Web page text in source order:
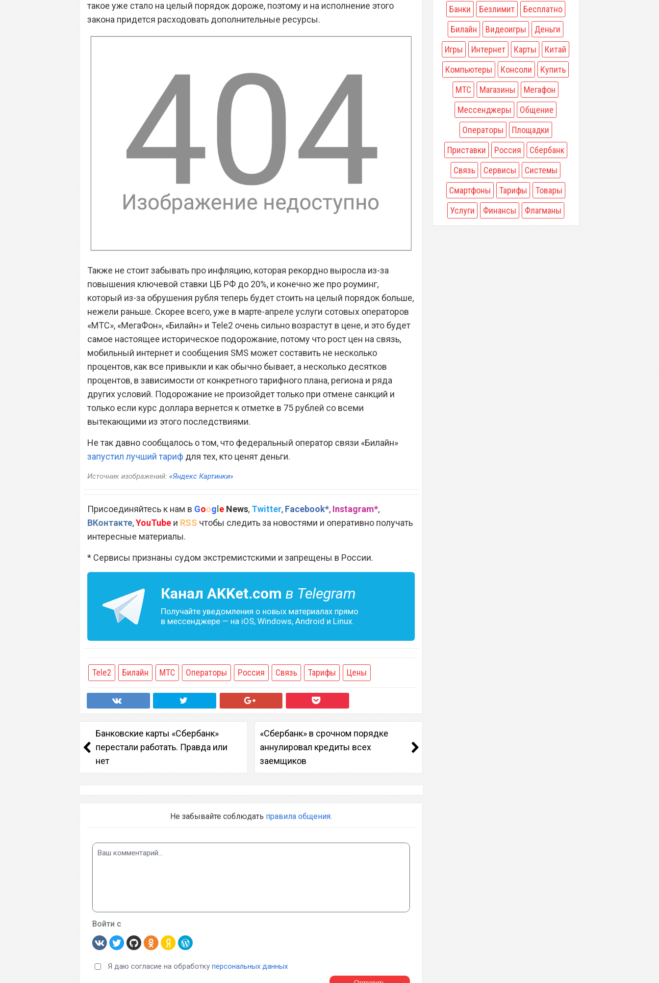
такое уже стало на целый порядок дороже, поэтому и на исполнение этого
закона придется расходовать дополнительные ресурсы.
Также не стоит забывать про инфляцию, которая рекордно выросла из-за
повышения ключевой ставки ЦБ РФ до 20%, и конечно же про роуминг,
который из-за обрушения рубля теперь будет стоить на целый порядок больше,
нежели раньше. Скорее всего, уже в марте-апреле услуги сотовых операторов
«МТС», «МегаФон», «Билайн» и Tele2 очень сильно возрастут в цене, и это будет
самое настоящее историческое подорожание, потому что рост цен на связь,
мобильный интернет и сообщения SMS может составить не несколько
процентов, как все привыкли и как обычно бывает, а несколько десятков
процентов, в зависимости от конкретного тарифного плана, региона и ряда
других условий. Подорожание не произойдет только при отмене санкций и
только если курс доллара вернется к отметке в 75 рублей со всеми
вытекающими из этого последствиями.
Не так давно сообщалось о том, что федеральный оператор связи «Билайн»
запустил лучший тариф для тех, кто ценят деньги.
Источник изображений: «Яндекс Картинки»
Присоединяйтесь к нам в Google News, Twitter, Facebook*, Instagram*,
ВКонтакте,YouTube и RSS чтобы следить за новостями и оперативно получать
интересные материалы.
* Сервисы признаны судом экстремистскими и запрещены в России.
Канал AKKet.com в Telegram
Получайте уведомления о новых материалах прямо
в мессенджере — на iOS, Windows, Android и Linux.
Tele2 Билайн МТС Операторы Россия Связь Тарифы Цены
Банковские карты «Сбербанк»
перестали работать. Правда или
нет
«Сбербанк» в срочном порядке
аннулировал кредиты всех
заемщиков
Не забывайте соблюдать правила общения.
Войти с
Я даю согласие на обработку персональных данных
Банки
Безлимит
Бесплатно
Билайн
Видеоигры
Деньги
Игры
Интернет Карты
Китай
Компьютеры
Консоли
Купить
МТС
Магазины
Мегафон
Мессенджеры
Общение
Операторы
Площадки
Приставки
Россия
Сбербанк
Связь
Сервисы
Системы
Смартфоны
Тарифы
Товары
Услуги
Финансы Флагманы